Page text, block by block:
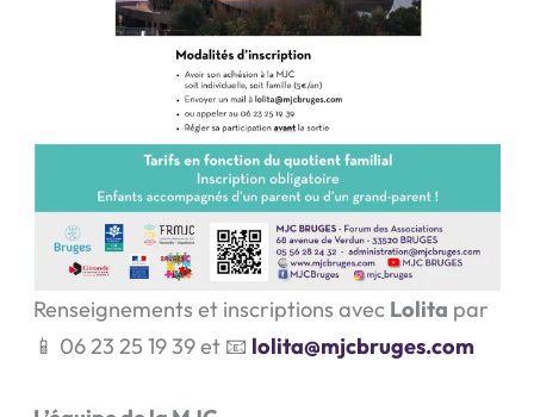
Renseignements et inscriptions avec Lolita par
📱 06 23 25 19 39 et 📧 lolita@mjcbruges.com